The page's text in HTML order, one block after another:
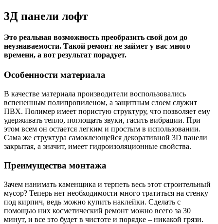
3Д панели лофт
Это реальная возможность преобразить свой дом до
неузнаваемости. Такой ремонт не займет у вас много
времени, а вот результат порадует.
Особенности материала
В качестве материала производители воспользовались
вспененным полипропиленом, а защитным слоем служит
ПВХ. Полимер имеет пористую структуру, что позволяет ему
удерживать тепло, поглощать звуки, гасить вибрации. При
этом всем он остается легким и простым в использовании.
Сама же структура самоклеющейся декоративной 3D панели
закрытая, а значит, имеет гидроизоляционные свойства.
Преимущества монтажа
Зачем нанимать каменщика и терпеть весь этот строительный
мусор? Теперь нет необходимости много тратиться на стенку
под кирпич, ведь можно купить наклейки. Сделать с
помощью них косметический ремонт можно всего за 30
минут, и все это будет в чистоте и порядке – никакой грязи.